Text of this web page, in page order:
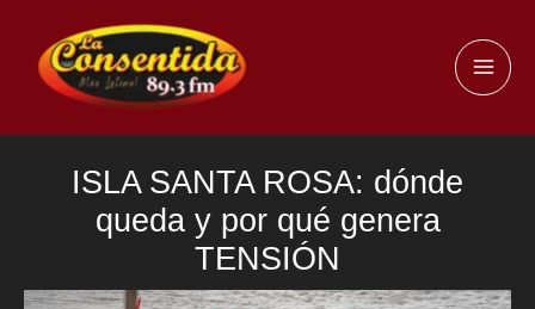
contenido
ISLA SANTA ROSA: dónde
queda y por qué genera
TENSIÓN